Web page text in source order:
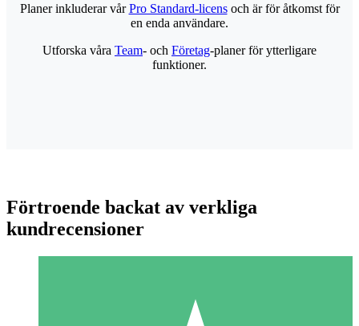
Planer inkluderar vårPro Standard-licensoch är för åtkomst för
en enda användare.
Utforska våra Team- och Företag-planer för ytterligare
funktioner.
Förtroende backat av verkliga
kundrecensioner